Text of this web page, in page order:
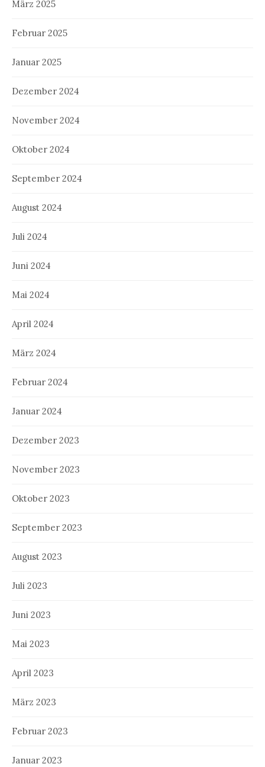
März 2025
Februar 2025
Januar 2025
Dezember 2024
November 2024
Oktober 2024
September 2024
August 2024
Juli 2024
Juni 2024
Mai 2024
April 2024
März 2024
Februar 2024
Januar 2024
Dezember 2023
November 2023
Oktober 2023
September 2023
August 2023
Juli 2023
Juni 2023
Mai 2023
April 2023
März 2023
Februar 2023
Januar 2023